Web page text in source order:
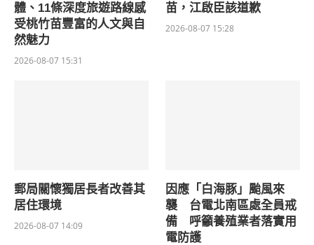
體、11條深度旅遊路線感
受桃竹苗豐富的人文與自
然魅力
2026-08-07 15:31
苗，江啟臣該道歉
2026-08-07 15:28
郵局關懷獨居長者改善其
居住環境
2026-08-07 14:09
因應「白海豚」颱風來
襲 台電北南區處全員戒
備 呼籲養殖業者落實用
電防護